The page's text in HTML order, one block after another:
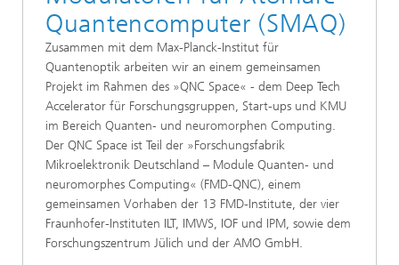
Quantencomputer (SMAQ)
Zusammen mit dem Max-Planck-Institut für
Quantenoptik arbeiten wir an einem gemeinsamen
Projekt im Rahmen des »QNC Space« - dem Deep Tech
Accelerator für Forschungsgruppen, Start-ups und KMU
im Bereich Quanten- und neuromorphen Computing.
Der QNC Space ist Teil der »Forschungsfabrik
Mikroelektronik Deutschland – Module Quanten- und
neuromorphes Computing« (FMD-QNC), einem
gemeinsamen Vorhaben der 13 FMD-Institute, der vier
Fraunhofer-Instituten ILT, IMWS, IOF und IPM, sowie dem
Forschungszentrum Jülich und der AMO GmbH.